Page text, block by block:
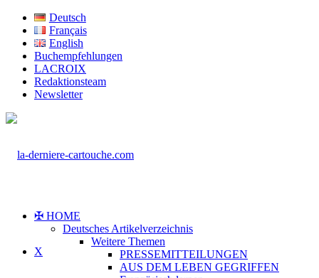
Deutsch
Français
English
Buchempfehlungen
LACROIX
Redaktionsteam
Newsletter
X
✠ HOME
Deutsches Artikelverzeichnis
Weitere Themen
PRESSEMITTEILUNGEN
AUS DEM LEBEN GEGRIFFEN